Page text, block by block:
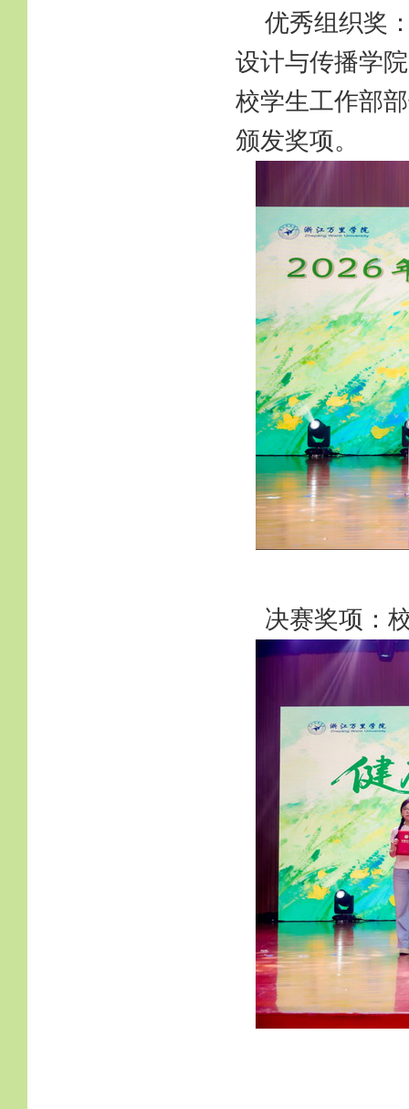
优秀组织奖
设计与传播学
校学生工作部
颁发奖项。
决赛奖项：